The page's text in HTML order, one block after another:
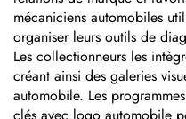
mécaniciens automobiles
organiser leurs outils de
Les collectionneurs les
créant ainsi des galeries
automobile. Les